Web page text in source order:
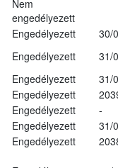
Nem
engedélyezett
Engedélyezett
30/
Engedélyezett
31/
Engedélyezett
31/
Engedélyezett
Engedélyezett
-
Engedélyezett
31/
Engedélyezett